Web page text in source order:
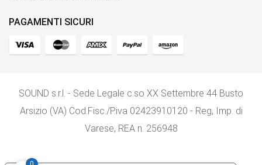
PAGAMENTI SICURI
SOUND s.r.l. - Sede Legale c.so XX Settembre 44 Busto
Arsizio (VA) Cod.Fisc./P.iva 02423910120 - Reg, Imp. di
Varese, REA n. 256948